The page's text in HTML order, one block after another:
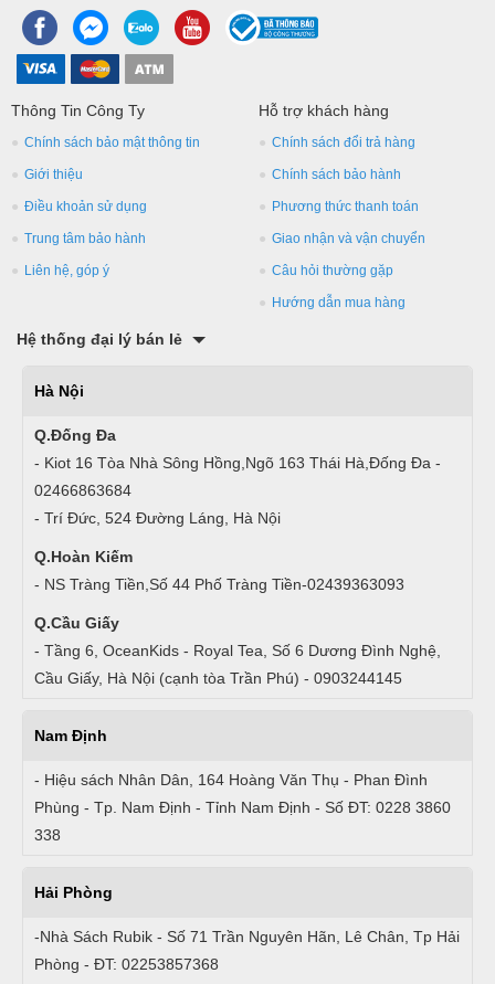
Thông Tin Công Ty
Chính sách bảo mật thông tin
Giới thiệu
Điều khoản sử dụng
Trung tâm bảo hành
Liên hệ, góp ý
Hỗ trợ khách hàng
Chính sách đổi trả hàng
Chính sách bảo hành
Phương thức thanh toán
Giao nhận và vận chuyển
Câu hỏi thường gặp
Hướng dẫn mua hàng
Hệ thống đại lý bán lẻ
Hà Nội
Q.Đống Đa
- Kiot 16 Tòa Nhà Sông Hồng,Ngõ 163 Thái Hà,Đống Đa -
02466863684
- Trí Đức, 524 Đường Láng, Hà Nội
Q.Hoàn Kiếm
- NS Tràng Tiền,Số 44 Phố Tràng Tiền-02439363093
Q.Cầu Giấy
- Tầng 6, OceanKids - Royal Tea, Số 6 Dương Đình Nghệ,
Cầu Giấy, Hà Nội (cạnh tòa Trần Phú) - 0903244145
Nam Định
- Hiệu sách Nhân Dân, 164 Hoàng Văn Thụ - Phan Đình
Phùng - Tp. Nam Định - Tỉnh Nam Định - Số ĐT: 0228 3860
338
Hải Phòng
-Nhà Sách Rubik - Số 71 Trần Nguyên Hãn, Lê Chân, Tp Hải
Phòng - ĐT: 02253857368